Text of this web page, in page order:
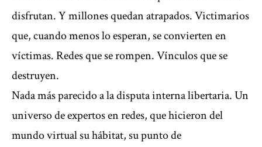
disfrutan. Y millones quedan atrapados. Victimarios
que, cuando menos lo esperan, se convierten en
víctimas. Redes que se rompen. Vínculos que se
destruyen.
Nada más parecido a la disputa interna libertaria. Un
universo de expertos en redes, que hicieron del
mundo virtual su hábitat, su punto de